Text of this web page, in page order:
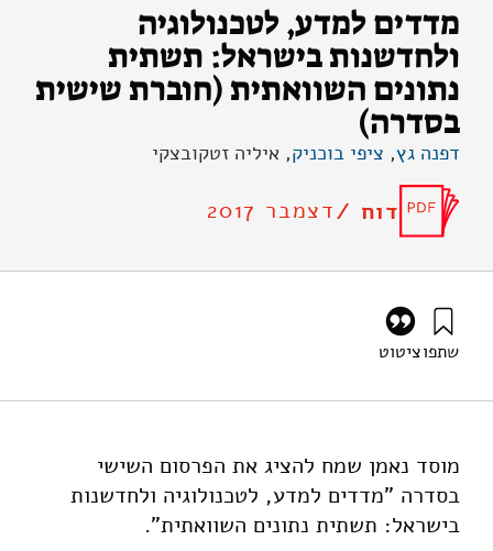
מדדים למדע, לטכנולוגיה
ולחדשנות בישראל: תשתית
נתונים השוואתית (חוברת שישית
בסדרה)
דפנה גץ, ציפי בוכניק, איליה זטקובצקי
דוח /דצמבר 2017
שתפוציטוט
innovation-indicators-in-israel-an-international-
comparison-six-edition
מוסד נאמן שמח להציג את הפרסום השישי
בסדרה "מדדים למדע, לטכנולוגיה ולחדשנות
בישראל: תשתית נתונים השוואתית".